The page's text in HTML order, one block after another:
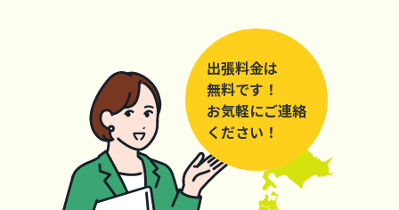
出張料金は
無料です！
お気軽にご連絡
ください！